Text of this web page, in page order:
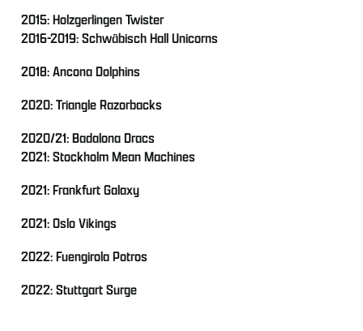
2015: Holzgerlingen Twister
2016-2019: Schwäbisch Hall Unicorns
2018: Ancona Dolphins
2020: Triangle Razorbacks
2020/21: Badalona Dracs
2021: Stockholm Mean Machines
2021: Frankfurt Galaxy
2021: Oslo Vikings
2022: Fuengirola Potros
2022: Stuttgart Surge